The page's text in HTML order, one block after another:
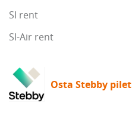
SI rent
SI-Air rent
Osta Stebby pilet